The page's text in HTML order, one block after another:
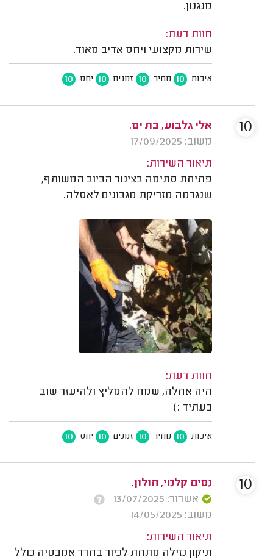
מנגנון.
חוות דעת:
שירות מקצועי ויחס אדיב מאוד.
איכות 10 מחיר 10 זמנים 10 יחס 10
אלי גלבוע, בת ים.
משוב: 17/09/2025
תיאור השירות:
פתיחת סתימה בצינור הביוב המשותף,
שנגרמה מזריקת מגבונים לאסלה.
חוות דעת:
היה אחלה, שמח להמליץ ולהיעזר שוב
בעתיד :)
איכות 10 מחיר 10 זמנים 10 יחס 10
10
נסים קלמי, חולון.
אשרור: 13/07/2025
משוב: 14/05/2025
תיאור השירות:
תיקון נזילה מתחת לכיור בחדר אמבטיה כולל
10